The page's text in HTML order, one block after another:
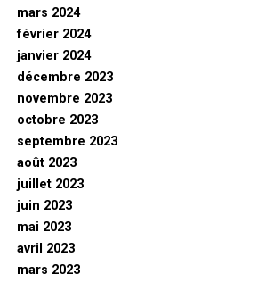
mars 2024
février 2024
janvier 2024
décembre 2023
novembre 2023
octobre 2023
septembre 2023
août 2023
juillet 2023
juin 2023
mai 2023
avril 2023
mars 2023